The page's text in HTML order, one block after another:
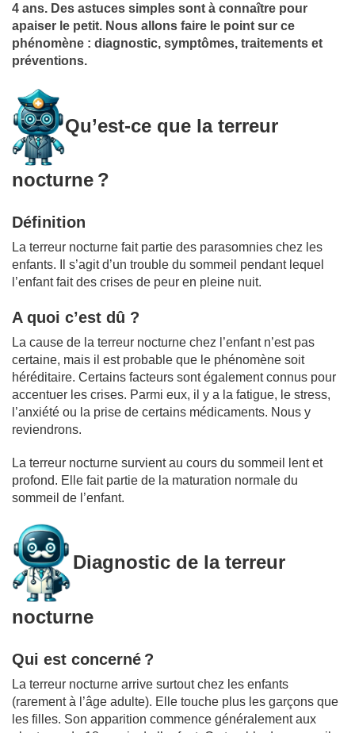
4 ans. Des astuces simples sont à connaître pour
apaiser le petit. Nous allons faire le point sur ce
phénomène : diagnostic, symptômes, traitements et
préventions.
Qu’est-ce que la terreur
nocturne ?
Définition
La terreur nocturne fait partie des parasomnies chez les
enfants. Il s’agit d’un trouble du sommeil pendant lequel
l’enfant fait des crises de peur en pleine nuit.
A quoi c’est dû ?
La cause de la terreur nocturne chez l’enfant n’est pas
certaine, mais il est probable que le phénomène soit
héréditaire. Certains facteurs sont également connus pour
accentuer les crises. Parmi eux, il y a la fatigue, le stress,
l’anxiété ou la prise de certains médicaments. Nous y
reviendrons.
La terreur nocturne survient au cours du sommeil lent et
profond. Elle fait partie de la maturation normale du
sommeil de l’enfant.
Diagnostic de la terreur
nocturne
Qui est concerné ?
La terreur nocturne arrive surtout chez les enfants
(rarement à l’âge adulte). Elle touche plus les garçons que
les filles. Son apparition commence généralement aux